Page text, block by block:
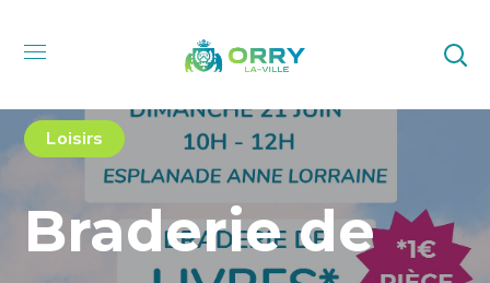
Loisirs
Braderie de